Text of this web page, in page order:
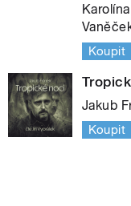
Koupit
Jakub
Koupit